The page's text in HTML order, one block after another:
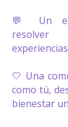
💬 Un
🤍 Una
como tú,
bienestar